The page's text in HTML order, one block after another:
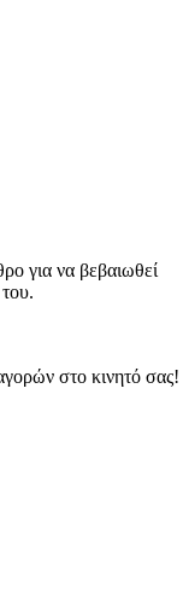
για να βεβαιωθεί
στο κινητό σας!